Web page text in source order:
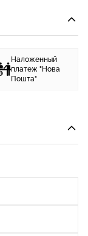
Наложенный
платеж "Нова
Пошта"